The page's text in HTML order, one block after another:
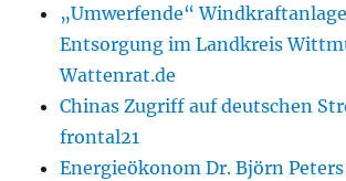
„Umwerfende“
Entsorgung im Landkreis
Wattenrat.de
Chinas Zugriff auf deutschen
frontal21
Energieökonom Dr. Björn